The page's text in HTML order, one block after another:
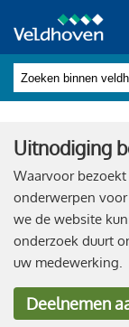
Uitnodiging
Waarvoor
onderwerpen
we de website
onderzoek duurt
uw medewerking.
Deelnemen